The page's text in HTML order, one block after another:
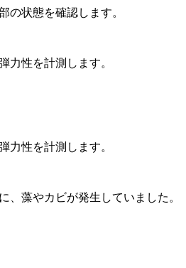
の状態を確認します。
力性を計測します。
力性を計測します。
、藻やカビが発生していました。